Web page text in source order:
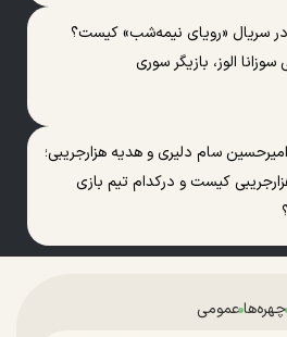
سریال «رویای نیمه‌شب» کیست؟
سوزانا الوز، بازیگر سوری
سام دلیری و هدیه هزارجریبی؛
کیست و درکدام تیم بازی
چهره‌هاعمومی